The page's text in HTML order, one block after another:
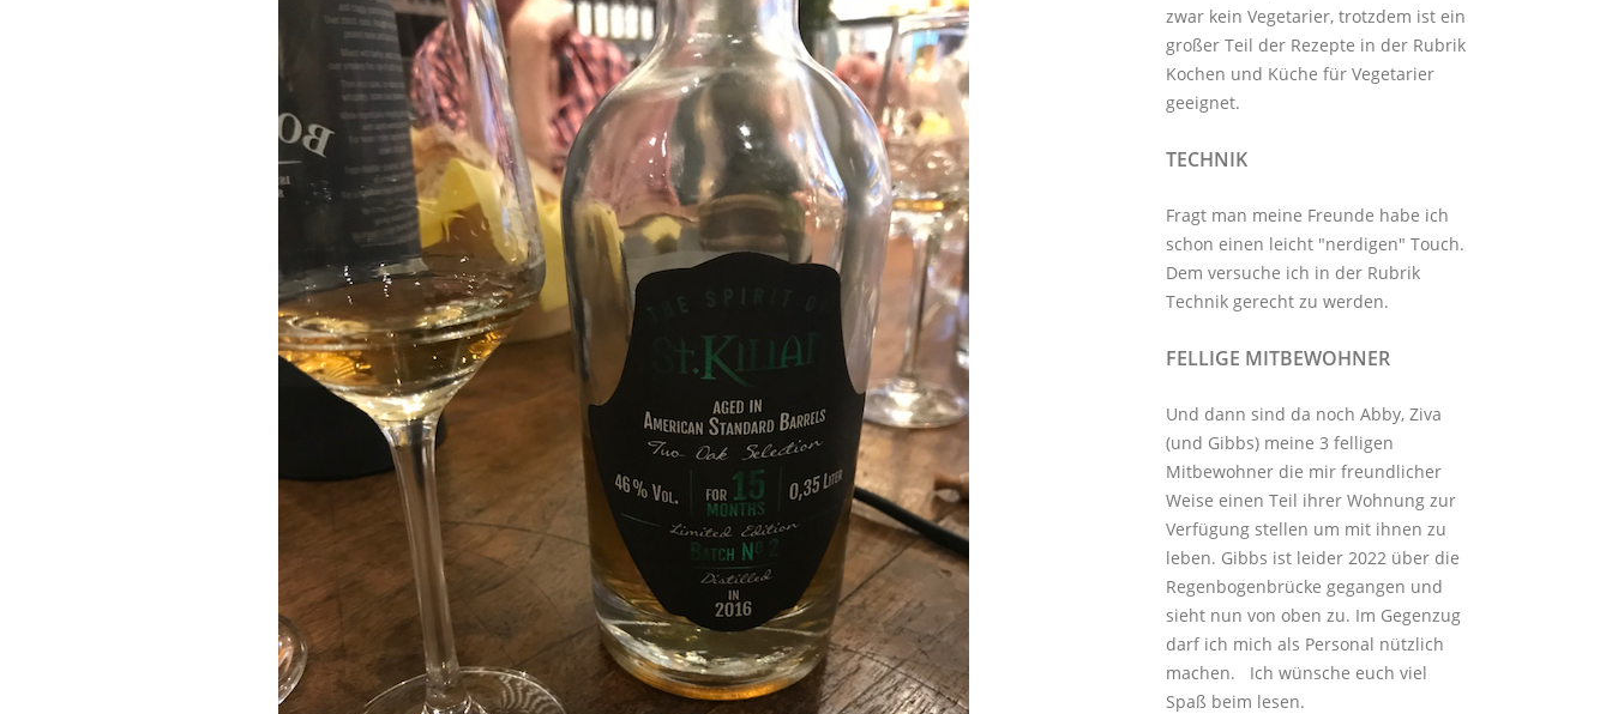
zwar kein Vegetarier, trotzdem ist ein
großer Teil der Rezepte in der Rubrik
Kochen und Küche für Vegetarier
geeignet.
TECHNIK
Fragt man meine Freunde habe ich
schon einen leicht "nerdigen" Touch.
Dem versuche ich in der Rubrik
Technik gerecht zu werden.
FELLIGE MITBEWOHNER
Und dann sind da noch Abby, Ziva
(und Gibbs) meine 3 felligen
Mitbewohner die mir freundlicher
Weise einen Teil ihrer Wohnung zur
Verfügung stellen um mit ihnen zu
leben. Gibbs ist leider 2022 über die
Regenbogenbrücke gegangen und
sieht nun von oben zu. Im Gegenzug
darf ich mich als Personal nützlich
machen. Ich wünsche euch viel
Spaß beim lesen.